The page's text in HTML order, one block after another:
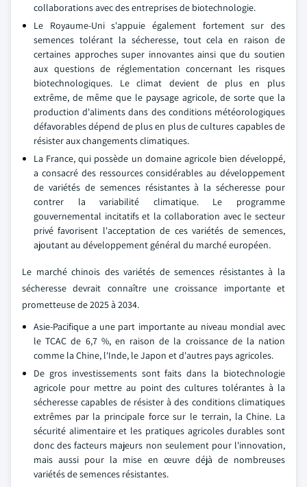
collaborations avec des entreprises de biotechnologie.
Le Royaume-Uni s'appuie également fortement sur des
semences tolérant la sécheresse, tout cela en raison de
certaines approches super innovantes ainsi que du soutien
aux questions de réglementation concernant les risques
biotechnologiques. Le climat devient de plus en plus
extrême, de même que le paysage agricole, de sorte que la
production d'aliments dans des conditions météorologiques
défavorables dépend de plus en plus de cultures capables de
résister aux changements climatiques.
La France, qui possède un domaine agricole bien développé,
a consacré des ressources considérables au développement
de variétés de semences résistantes à la sécheresse pour
contrer la variabilité climatique. Le programme
gouvernemental incitatifs et la collaboration avec le secteur
privé favorisent l'acceptation de ces variétés de semences,
ajoutant au développement général du marché européen.
Le marché chinois des variétés de semences résistantes à la
sécheresse devrait connaître une croissance importante et
prometteuse de 2025 à 2034.
Asie-Pacifique a une part importante au niveau mondial avec
le TCAC de 6,7 %, en raison de la croissance de la nation
comme la Chine, l'Inde, le Japon et d'autres pays agricoles.
De gros investissements sont faits dans la biotechnologie
agricole pour mettre au point des cultures tolérantes à la
sécheresse capables de résister à des conditions climatiques
extrêmes par la principale force sur le terrain, la Chine. La
sécurité alimentaire et les pratiques agricoles durables sont
donc des facteurs majeurs non seulement pour l'innovation,
mais aussi pour la mise en œuvre déjà de nombreuses
variétés de semences résistantes.